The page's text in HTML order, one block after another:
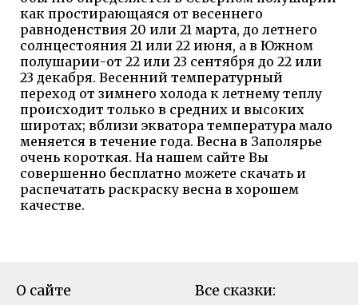
как простирающаяся от весеннего
равноденствия 20 или 21 марта, до летнего
солнцестояния 21 или 22 июня, а в Южном
полушарии-от 22 или 23 сентября до 22 или
23 декабря. Весенний температурный
переход от зимнего холода к летнему теплу
происходит только в средних и высоких
широтах; вблизи экватора температура мало
меняется в течение года. Весна в Заполярье
очень короткая. На нашем сайте Вы
совершенно бесплатно можете скачать и
распечатать раскраску весна в хорошем
качестве.
О сайте Все сказки: